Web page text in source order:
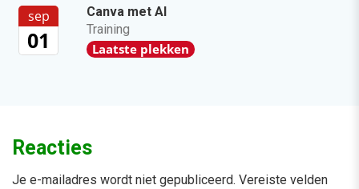
sep
01
Canva met AI
Training
Laatste plekken
Reacties
Je e-mailadres wordt niet gepubliceerd. Vereiste velden